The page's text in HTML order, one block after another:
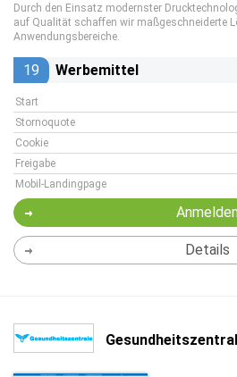
Durch den Einsatz modernster
auf Qualität schaffen wir maßgeschneiderte
Anwendungsbereiche.
19 Werbemittel
Start
Stornoquote
Cookie
Freigabe
Mobil-Landingpage
Details